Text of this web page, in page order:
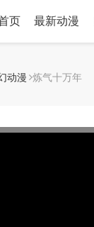
页 最新动漫
动漫 炼气十万年